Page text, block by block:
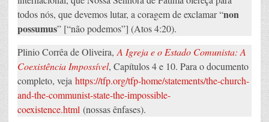
todos nós, que devemos lutar, a coragem de exclamar “non
possumus” [“não podemos”] (Atos 4:20).
Plinio Corrêa de Oliveira, A Igreja e o Estado Comunista: A
Coexistência Impossível, Capítulos 4 e 10. Para o documento
completo, veja https://tfp.org/tfp-home/statements/the-church-
and-the-communist-state-the-impossible-
coexistence.html (nossas ênfases).